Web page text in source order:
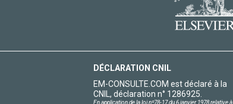
DÉCLARATION CNIL
EM-CONSULTE.COM est déclaré à la
CNIL, déclaration n° 1286925.